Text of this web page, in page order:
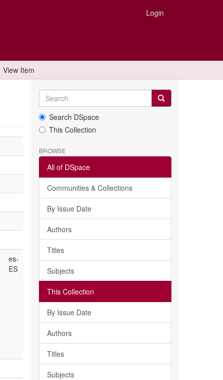
Login
View Item
es-
ES
Search DSpace
This Collection
BROWSE
All of DSpace
Communities & Collections
By Issue Date
Authors
Titles
Subjects
This Collection
By Issue Date
Authors
Titles
Subjects